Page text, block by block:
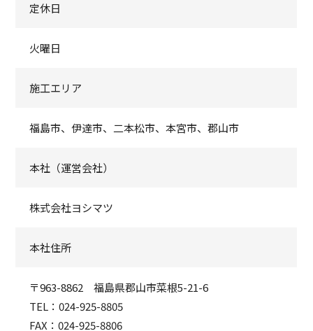
定休日
火曜日
施工エリア
福島市、伊達市、二本松市、本宮市、郡山市
本社（運営会社）
株式会社ヨシマツ
本社住所
〒963-8862 福島県郡山市菜根5-21-6
TEL：024-925-8805
FAX：024-925-8806